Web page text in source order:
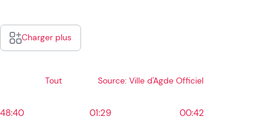
Charger plus
Tout Source: Ville d'Agde Officiel
48:40 01:29 00:42